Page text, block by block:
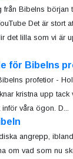
Bibelns början
Det är stort
det lilla som vi är
för Bibelns
profetior -
kristna upp
våra ögon. D...
angrepp,
om vad som nu